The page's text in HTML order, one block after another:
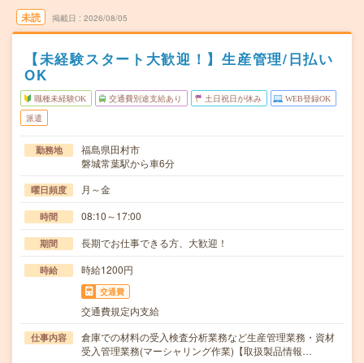
未読 掲載日 2026/08/05
【未経験スタート大歓迎！】生産管理/日払い
OK
職種未経験OK 交通費別途支給あり 土日祝日が休み WEB登録OK
派遣
勤務地
福島県田村市
磐城常葉駅から車6分
曜日頻度 月～金
時間 08:10～17:00
期間 長期でお仕事できる方、大歓迎！
時給 時給1200円
交通費
交通費規定内支給
仕事内容
倉庫での材料の受入検査分析業務など生産管理業務・資材
受入管理業務(マーシャリング作業)【取扱製品情報…